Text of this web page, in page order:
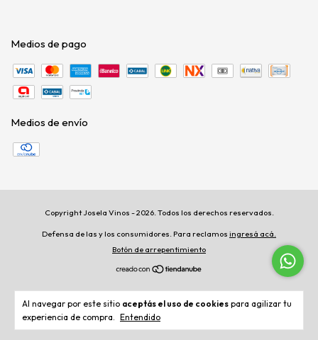
Al navegar por este sitio aceptás el uso de cookies para agilizar tu
experiencia de compra. Entendido
Medios de pago
Medios de envío
Copyright Josela Vinos - 2026. Todos los derechos reservados.
Defensa de las y los consumidores. Para reclamos ingresá acá.
Botón de arrepentimiento